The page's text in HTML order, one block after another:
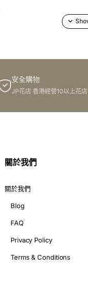
安全購物
JP花店 香港經營10以上花店
關於我們
關於我們
Blog
FAQ
Privacy Policy
Terms & Conditions